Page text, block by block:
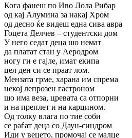
Кога фанеш по Иво Лола Рибар
од кај Алумина за накај Хром
од десно ќе видеш една сива авра
Гоцета Делчев – студентски дом
У него седат деца шо немат
да платат стан у Аеродром
ногу ги е гајле, имат екипа
цел ден си се праат лом.
Мензата грме, харана им спрема
некој лепрозен гастроном
шо има веза, цревата са отпорни
и на преплет и на карцином.
Од толку влага по тие соби
се раѓат деца со Даун-синдром
Иди у вецето, промочај се малце